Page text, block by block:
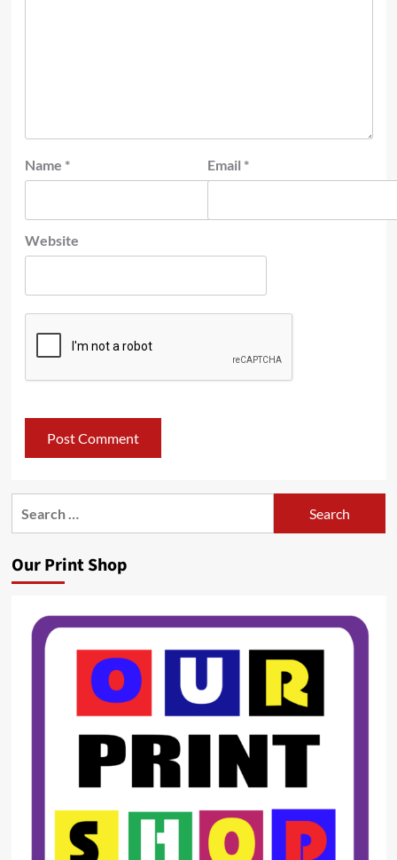
Name * Email *
Website
Our Print Shop